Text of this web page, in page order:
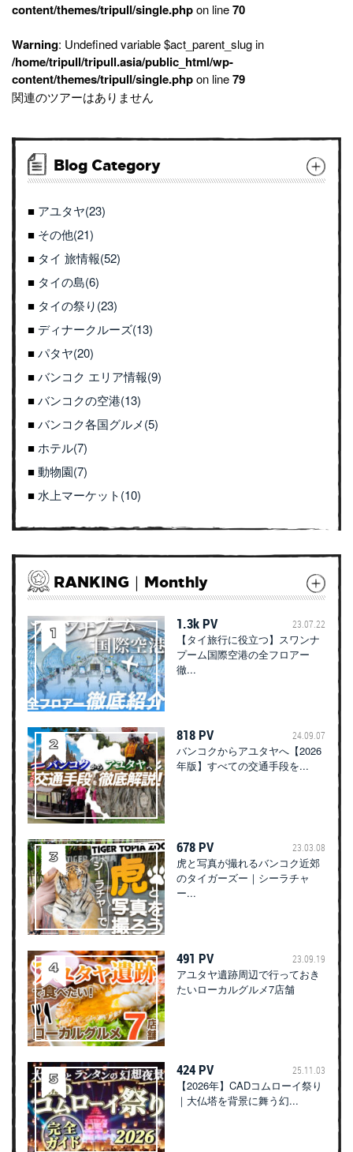
content/themes/tripull/single.phpon line70
Warning: Undefined variable $act_parent_slug in
/home/tripull/tripull.asia/public_html/wp-
content/themes/tripull/single.phpon line79
関連のツアーはありません
Blog Category
アユタヤ(23)
その他(21)
タイ 旅情報(52)
タイの島(6)
タイの祭り(23)
ディナークルーズ(13)
パタヤ(20)
バンコク エリア情報(9)
バンコクの空港(13)
バンコク各国グルメ(5)
ホテル(7)
動物園(7)
水上マーケット(10)
RANKING｜Monthly
1.3k PV 23.07.22
【タイ旅行に役立つ】スワンナ
プーム国際空港の全フロアー
徹...
818 PV 24.09.07
バンコクからアユタヤへ【2026
年版】すべての交通手段を...
678 PV 23.03.08
虎と写真が撮れるバンコク近郊
のタイガーズー｜シーラチャ
ー...
491 PV 23.09.19
アユタヤ遺跡周辺で行っておき
たいローカルグルメ7店舗
424 PV 25.11.03
【2026年】CADコムローイ祭り
｜大仏塔を背景に舞う幻...